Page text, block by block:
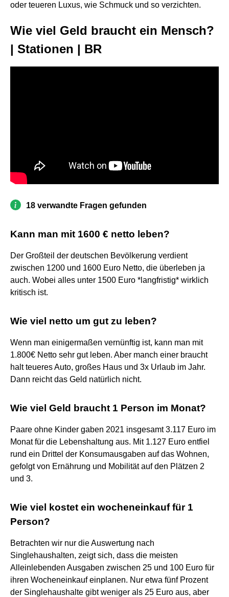
oder teueren Luxus, wie Schmuck und so verzichten.
Wie viel Geld braucht ein Mensch?
| Stationen | BR
18 verwandte Fragen gefunden
Kann man mit 1600 € netto leben?
Der Großteil der deutschen Bevölkerung verdient
zwischen 1200 und 1600 Euro Netto, die überleben ja
auch. Wobei alles unter 1500 Euro *langfristig* wirklich
kritisch ist.
Wie viel netto um gut zu leben?
Wenn man einigermaßen vernünftig ist, kann man mit
1.800€ Netto sehr gut leben. Aber manch einer braucht
halt teueres Auto, großes Haus und 3x Urlaub im Jahr.
Dann reicht das Geld natürlich nicht.
Wie viel Geld braucht 1 Person im Monat?
Paare ohne Kinder gaben 2021 insgesamt 3.117 Euro im
Monat für die Lebenshaltung aus. Mit 1.127 Euro entfiel
rund ein Drittel der Konsumausgaben auf das Wohnen,
gefolgt von Ernährung und Mobilität auf den Plätzen 2
und 3.
Wie viel kostet ein wocheneinkauf für 1
Person?
Betrachten wir nur die Auswertung nach
Singlehaushalten, zeigt sich, dass die meisten
Alleinlebenden Ausgaben zwischen 25 und 100 Euro für
ihren Wocheneinkauf einplanen. Nur etwa fünf Prozent
der Singlehaushalte gibt weniger als 25 Euro aus, aber